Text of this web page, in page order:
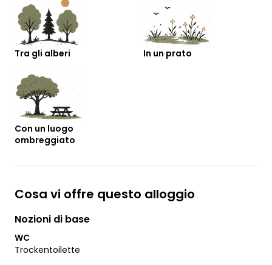
Tra gli alberi In un prato
Con un luogo
ombreggiato
Cosa vi offre questo alloggio
Nozioni di base
WC
Trockentoilette